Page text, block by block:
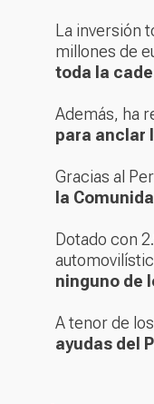
La inversión
millones de
toda la
Además, ha
para anclar
Gracias al
la
Dotado con
ninguno de
A tenor de
ayudas del